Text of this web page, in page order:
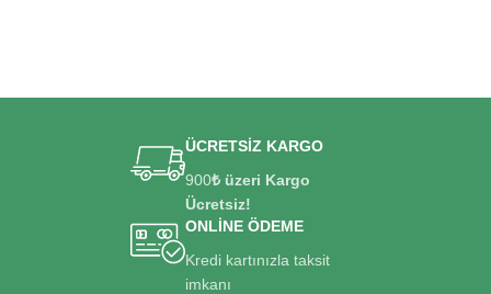
ÜCRETSİZ KARGO
900₺ üzeri Kargo
Ücretsiz!
ONLİNE ÖDEME
Kredi kartınızla taksit
imkanı